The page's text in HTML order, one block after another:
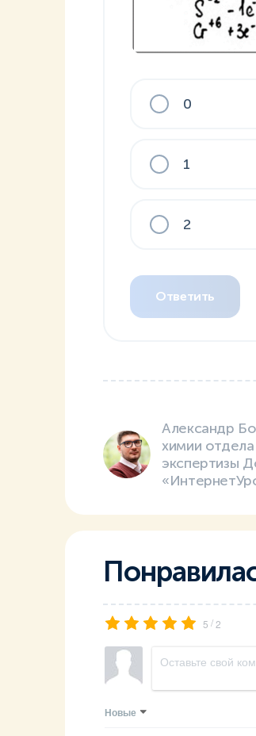
0
1
2
Ответить
Александр
химии
экспертизы
5 /2
Новые